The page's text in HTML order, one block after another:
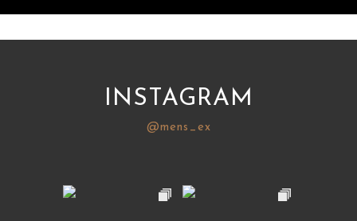
INSTAGRAM
@mens_ex